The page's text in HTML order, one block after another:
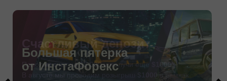
Счастливый депозит
Пополни счет на $3 000 и получи еще $1000!
В августе мы проводим розыгрыш
в рамках